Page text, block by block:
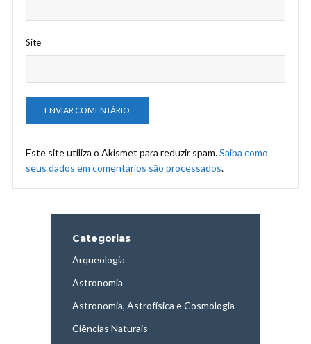
Site
Este site utiliza o Akismet para reduzir spam.Saiba como
seus dados em comentários são processados.
Categorias
Arqueologia
Astronomia
Astronomia, Astrofísica e Cosmologia
Ciências Naturais